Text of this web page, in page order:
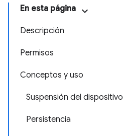
En esta página
Descripción
Permisos
Conceptos y uso
Suspensión del dispositivo
Persistencia